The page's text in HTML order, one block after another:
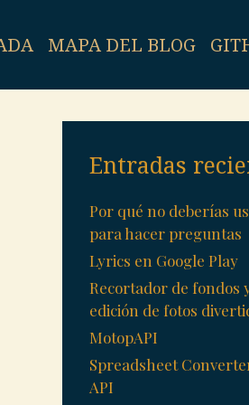
MAPA DEL BLOG
Entradas
Por qué no deberías
para hacer preguntas
Lyrics en Google Play
Recortador de fondos
edición de fotos
MotopAPI
Spreadsheet
API